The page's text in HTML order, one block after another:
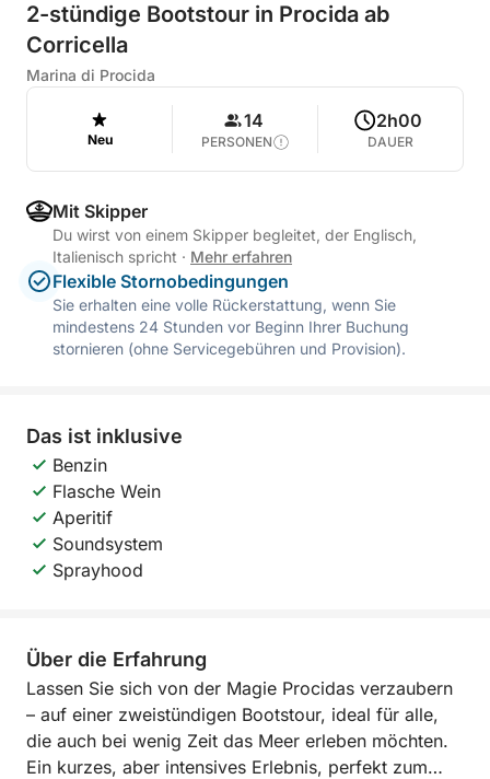
2-stündige Bootstour in Procida ab
Corricella
Marina di Procida
Neu
14
PERSONEN
2h00
DAUER
Mit Skipper
Du wirst von einem Skipper begleitet, der Englisch,
Italienisch spricht · Mehr erfahren
Flexible Stornobedingungen
Sie erhalten eine volle Rückerstattung, wenn Sie
mindestens 24 Stunden vor Beginn Ihrer Buchung
stornieren (ohne Servicegebühren und Provision).
Das ist inklusive
Benzin
Flasche Wein
Aperitif
Soundsystem
Sprayhood
Über die Erfahrung
Lassen Sie sich von der Magie Procidas verzaubern
– auf einer zweistündigen Bootstour, ideal für alle,
die auch bei wenig Zeit das Meer erleben möchten.
Ein kurzes, aber intensives Erlebnis, perfekt zum